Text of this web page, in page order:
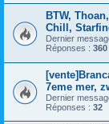
BTW,
Chill,
Dernier
Réponses : 360
7eme mer,
Dernier
Réponses : 32